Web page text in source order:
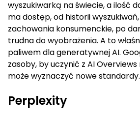
wyszukiwarką na świecie, a ilość
ma dostęp, od historii
zachowania konsumenckie, po
trudna do wyobrażenia. A to
paliwem dla generatywnej AI.
zasoby, by uczynić z AI
może wyznaczyć nowe standardy.
Perplexity